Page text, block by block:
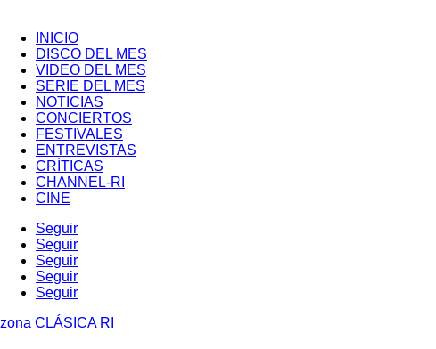
INICIO
DISCO DEL MES
VIDEO DEL MES
SERIE DEL MES
NOTICIAS
CONCIERTOS
FESTIVALES
ENTREVISTAS
CRÍTICAS
CHANNEL-RI
CINE
Seguir
Seguir
Seguir
Seguir
Seguir
zona CLÁSICA RI